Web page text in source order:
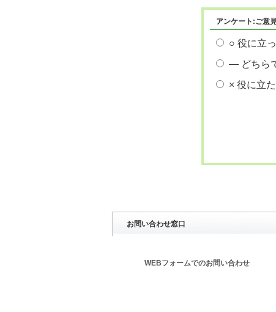
アンケート:ご意
○ 役に立
― どちら
× 役に立
お問い合わせ窓口
WEBフォームでのお問い合わせ